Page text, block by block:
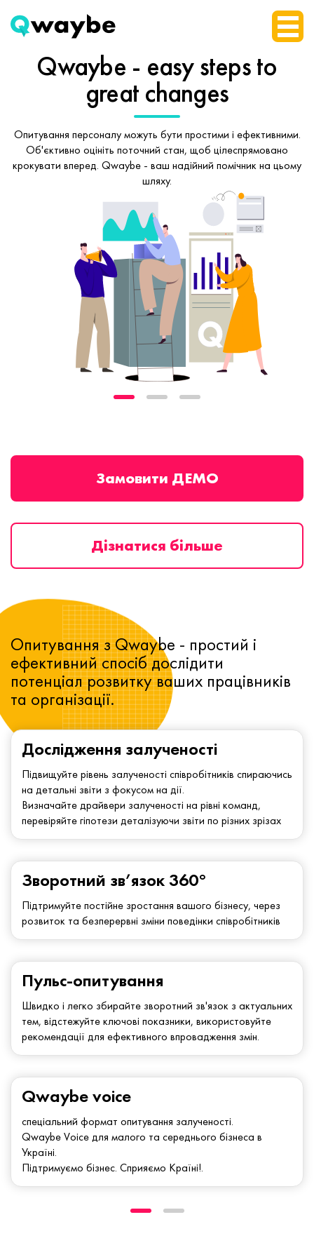
Qwaybe - easy stepsto
great changes
Опитування персоналу можуть бути простими і ефективними.
Об'єктивно оцініть поточний стан, щоб цілеспрямовано
крокувати вперед. Qwaybe - ваш надійний помічник на цьому
шляху.
Замовити ДЕМО
Дізнатися більше
Дослідження залученості
Підвищуйте рівень залученості співробітників спираючись
на детальні звіти з фокусом на дії.
Визначайте драйвери залученості на рівні команд,
перевіряйте гіпотези деталізуючи звіти по різних зрізах
Зворотний зв’язок 360°
Підтримуйте постійне зростання вашого бізнесу, через
розвиток та безперервні зміни поведінки співробітників
Опитування з Qwaybe - простий і
ефективний спосіб дослідити
потенціал розвитку ваших працівників
та організації.
Qwaybe voice
спеціальний формат опитування залученості.
Qwaybe Voice для малого та середнього бізнеса в
Україні.
Підтримуємо бізнес. Сприяємо Країні!.
Пульс-опитування
Швидко і легко збирайте зворотний зв'язок з актуальних
тем, відстежуйте ключові показники, використовуйте
рекомендації для ефективного впровадження змін.